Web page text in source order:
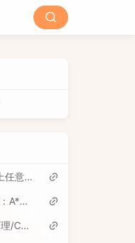
使用 OneDrive 同步电脑上任意位置的文件夹
无人车路径/车速规划实验：A*算法 & 模糊推理 C++代码实现
5x5一字棋 博弈树搜索 原理/C++代码完整实现/详细注释